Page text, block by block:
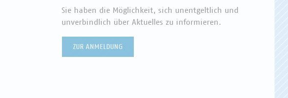
Sie haben die Möglichkeit, sich unentgeltlich und
unverbindlich über Aktuelles zu informieren.
ZUR ANMELDUNG